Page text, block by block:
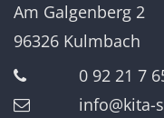
Am Galgenberg 2
96326 Kulmbach
0 92 21 7
info@kita-